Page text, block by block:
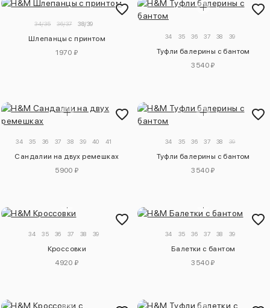
34/35 36/37 38/39
Шлепанцы с принтом
1970 ₽
34 35 36 37 38 39
Туфли балерины с бантом
3540 ₽
34 35 36 37 38 39 40 41
Сандалии на двух ремешках
5900 ₽
34 35 36 37 38 39
Туфли балерины с бантом
3540 ₽
34 35 36 37 38 39
Кроссовки
4920 ₽
34 35 36 37 38 39
Балетки с бантом
3540 ₽